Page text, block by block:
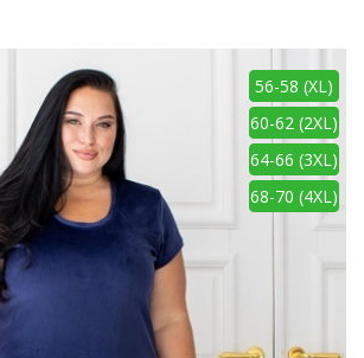
56-58 (XL)
60-62 (2XL)
64-66 (3XL)
68-70 (4XL)